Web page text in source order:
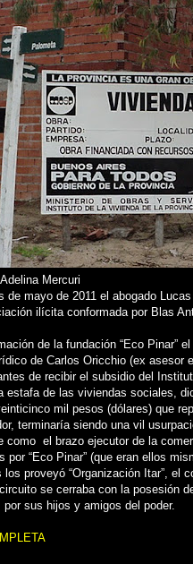
Mercuri
de mayo de 2011 el abogado
ilícita conformada por Blas
de la fundación “Eco Pinar”
de Carlos Oricchio (ex asesor
de recibir el subsidio del
estafa de las viviendas sociales,
mil pesos (dólares) que
terminaría siendo una vil
como el brazo ejecutor de la
por “Eco Pinar” (que eran ellos
los proveyó “Organización Itar”, el
se cerraba con la posesión
por sus hijos y amigos del poder.